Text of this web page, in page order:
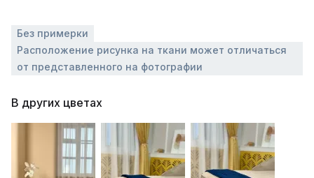
Без примерки
Расположение рисунка на ткани может отличаться
от представленного на фотографии
В других цветах